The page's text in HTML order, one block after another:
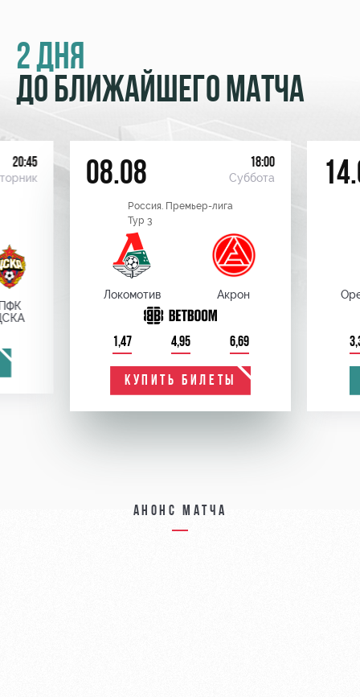
2 ДНЯ
ДО БЛИЖАЙШЕГО МАТЧА
20:45 08.08 18:00
Суббота
Россия. Премьер-лига
Тур 3
Локомотив Акрон
1,47 4,95 6,69
КУПИТЬ БИЛЕТЫ
Анонс матча